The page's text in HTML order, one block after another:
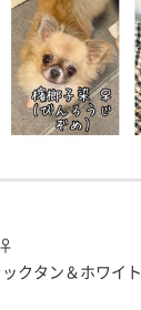
クタン＆ホワイト